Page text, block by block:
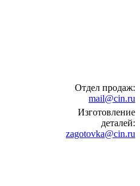
Отдел продаж:
mail@cin.ru
Изготовление
деталей:
zagotovka@cin.ru